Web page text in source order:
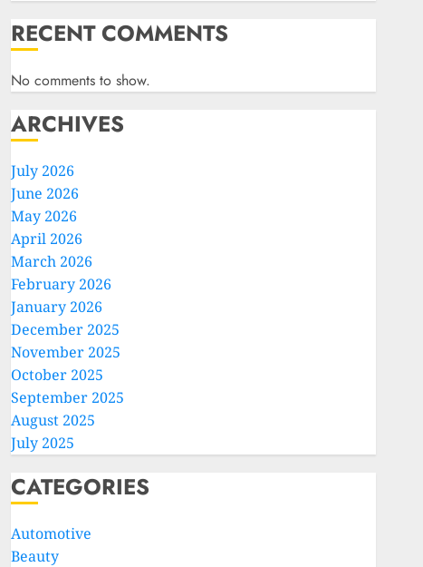
RECENT COMMENTS
No comments to show.
ARCHIVES
July 2026
June 2026
May 2026
April 2026
March 2026
February 2026
January 2026
December 2025
November 2025
October 2025
September 2025
August 2025
July 2025
CATEGORIES
Automotive
Beauty